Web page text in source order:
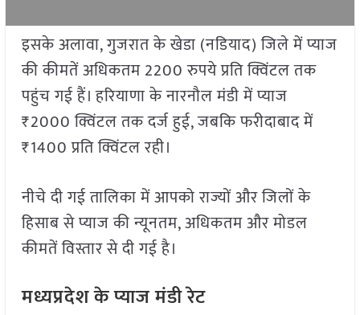
इसके अलावा, गुजरात के खेडा (नडियाद) जिले में प्याज
की कीमतें अधिकतम 2200 रुपये प्रति क्विंटल तक
पहुंच गई हैं। हरियाणा के नारनौल मंडी में प्याज
₹2000 क्विंटल तक दर्ज हुई, जबकि फरीदाबाद में
₹1400 प्रति क्विंटल रही।
नीचे दी गई तालिका में आपको राज्यों और जिलों के
हिसाब से प्याज की न्यूनतम, अधिकतम और मोडल
कीमतें विस्तार से दी गई है।
मध्यप्रदेश के प्याज मंडी रेट